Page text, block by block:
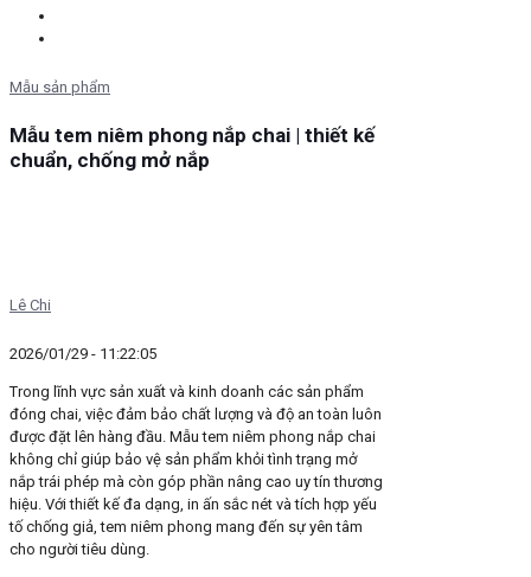
Mẫu sản phẩm
Mẫu tem niêm phong nắp chai | thiết kế
chuẩn, chống mở nắp
Lê Chi
2026/01/29 - 11:22:05
Trong lĩnh vực sản xuất và kinh doanh các sản phẩm
đóng chai, việc đảm bảo chất lượng và độ an toàn luôn
được đặt lên hàng đầu. Mẫu tem niêm phong nắp chai
không chỉ giúp bảo vệ sản phẩm khỏi tình trạng mở
nắp trái phép mà còn góp phần nâng cao uy tín thương
hiệu. Với thiết kế đa dạng, in ấn sắc nét và tích hợp yếu
tố chống giả, tem niêm phong mang đến sự yên tâm
cho người tiêu dùng.